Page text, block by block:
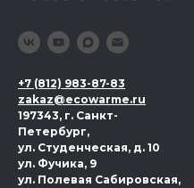
+7 (812) 983-87-83
zakaz@ecowarme.ru
197343, г. Санкт-
Петербург,
ул. Студенческая, д. 10
ул. Фучика, 9
ул. Полевая Сабировская,